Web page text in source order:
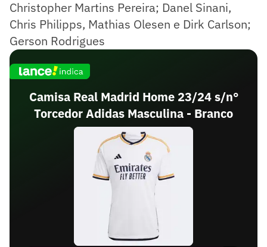
Christopher Martins Pereira; Danel Sinani,
Chris Philipps, Mathias Olesen e Dirk Carlson;
Gerson Rodrigues
Camisa Real Madrid Home 23/24 s/n°
Torcedor Adidas Masculina - Branco